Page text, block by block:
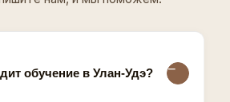
обучение в Улан-Удэ?
с чувствительными зонами и
- подберём формат